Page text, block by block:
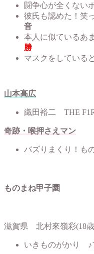
闘争心が全くない
彼氏も認めた！笑
音
本人に似ているあ
勝
マスクをしている
山本高広
織田裕二 THE
奇跡・喉押さえマン
バズりまくり！も
ものまね甲子園
滋賀県 北村來嶺彩(18
いきものがかり ♪